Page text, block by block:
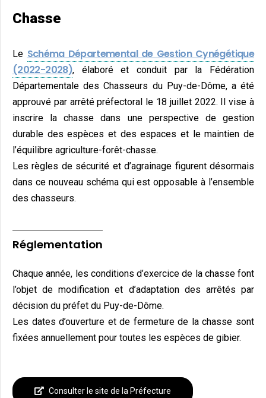
Chasse
Le Schéma Départemental de Gestion Cynégétique
(2022-2028), élaboré et conduit par la Fédération
Départementale des Chasseurs du Puy-de-Dôme, a été
approuvé par arrêté préfectoral le 18 juillet 2022. Il vise à
inscrire la chasse dans une perspective de gestion
durable des espèces et des espaces et le maintien de
l’équilibre agriculture-forêt-chasse.
Les règles de sécurité et d’agrainage figurent désormais
dans ce nouveau schéma qui est opposable à l’ensemble
des chasseurs.
Réglementation
Chaque année, les conditions d’exercice de la chasse font
l’objet de modification et d’adaptation des arrêtés par
décision du préfet du Puy-de-Dôme.
Les dates d’ouverture et de fermeture de la chasse sont
fixées annuellement pour toutes les espèces de gibier.
Consulter le site de la Préfecture